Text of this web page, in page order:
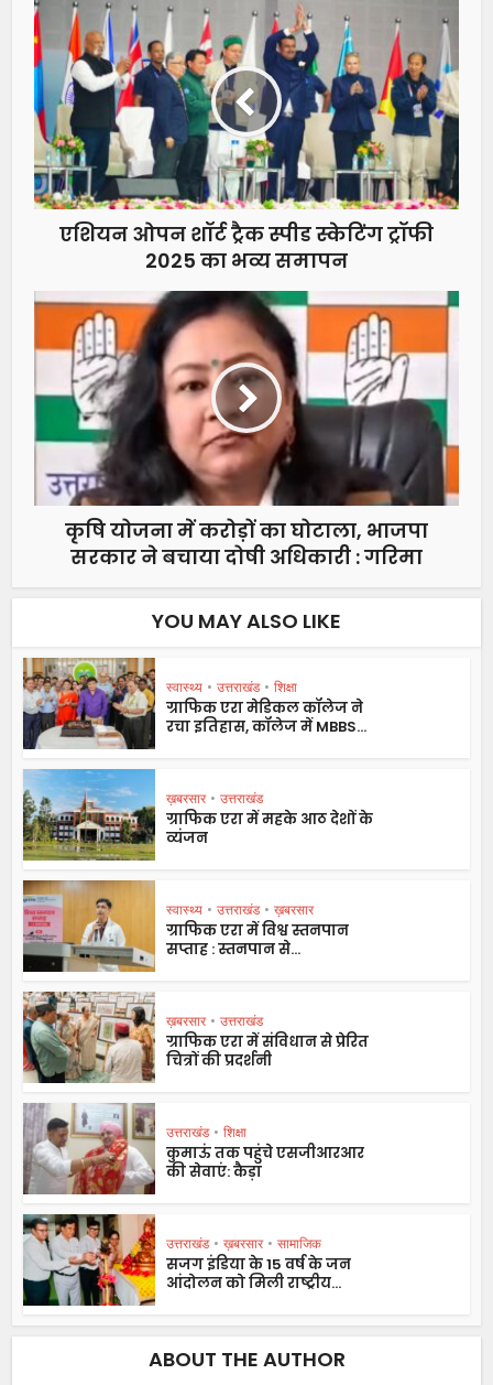
एशियन ओपन शॉर्ट ट्रैक स्पीड स्केटिंग ट्रॉफी
2025 का भव्य समापन
कृषि योजना में करोड़ों का घोटाला, भाजपा
सरकार ने बचाया दोषी अधिकारी : गरिमा
YOU MAY ALSO LIKE
स्वास्थ्य • उत्तराखंड • शिक्षा
ग्राफिक एरा मेडिकल कॉलेज ने
रचा इतिहास, कॉलेज में MBBS...
ख़बरसार • उत्तराखंड
ग्राफिक एरा में महके आठ देशों के
व्यंजन
स्वास्थ्य • उत्तराखंड • ख़बरसार
ग्राफिक एरा में विश्व स्तनपान
सप्ताह : स्तनपान से...
ख़बरसार • उत्तराखंड
ग्राफिक एरा में संविधान से प्रेरित
चित्रों की प्रदर्शनी
उत्तराखंड • शिक्षा
कुमाऊं तक पहुंचे एसजीआरआर
की सेवाएं: कैड़ा
उत्तराखंड • ख़बरसार • सामाजिक
सजग इंडिया के 15 वर्ष के जन
आंदोलन को मिली राष्ट्रीय...
ABOUT THE AUTHOR